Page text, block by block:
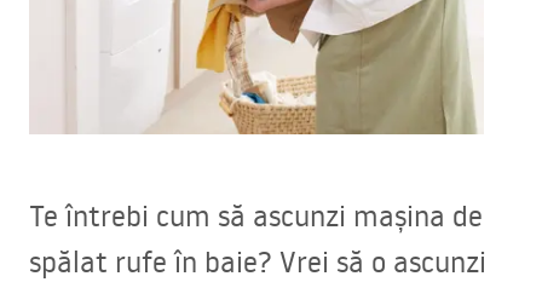
Te întrebi cum să ascunzi mașina de
spălat rufe în baie? Vrei să o ascunzi